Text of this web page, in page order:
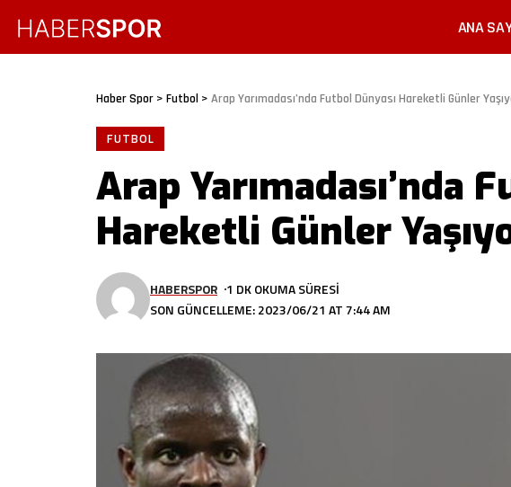
ANA
Haber Spor > Futbol > Arap Yarımadası’nda Futbol Dünyası Hareketli Günler
FUTBOL
Arap Yarımadası’nda
Hareketli Günler
SON GÜNCELLEME: 2023/06/21 AT 7:44 AM
HABERSPOR 1 DK OKUMA SÜRESI